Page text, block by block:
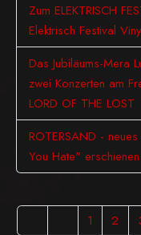
Zum ELEKTRISCH
Elektrisch Festival
Das Jubiläums-Mera
zwei Konzerten am
LORD OF THE LOST
ROTERSAND -
You Hate" erschienen
1 2